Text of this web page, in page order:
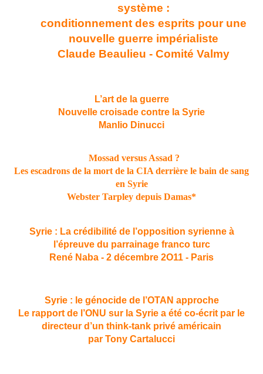
système :
conditionnement des esprits pour une
nouvelle guerre impérialiste
Claude Beaulieu - Comité Valmy
L’art de la guerre
Nouvelle croisade contre la Syrie
Manlio Dinucci
Mossad versus Assad ?
Les escadrons de la mort de la CIA derrière le bain de sang
en Syrie
Webster Tarpley depuis Damas*
Syrie : La crédibilité de l’opposition syrienne à
l’épreuve du parrainage franco turc
René Naba - 2 décembre 2O11 - Paris
Syrie : le génocide de l’OTAN approche
Le rapport de l’ONU sur la Syrie a été co-écrit par le
directeur d’un think-tank privé américain
par Tony Cartalucci